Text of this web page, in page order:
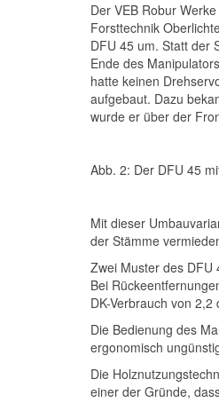
Der VEB Robur
Forsttechnik
DFU 45 um. Statt der
Ende des
hatte keinen
aufgebaut. Dazu
wurde er über der
Abb. 2: Der DFU 45
Mit dieser
der Stämme
Zwei Muster des DFU
Bei
DK-Verbrauch von 2,2
Die Bedienung des
ergonomisch
Die
einer der Gründe,